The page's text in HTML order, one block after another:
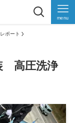
menu
ポート
高圧洗浄